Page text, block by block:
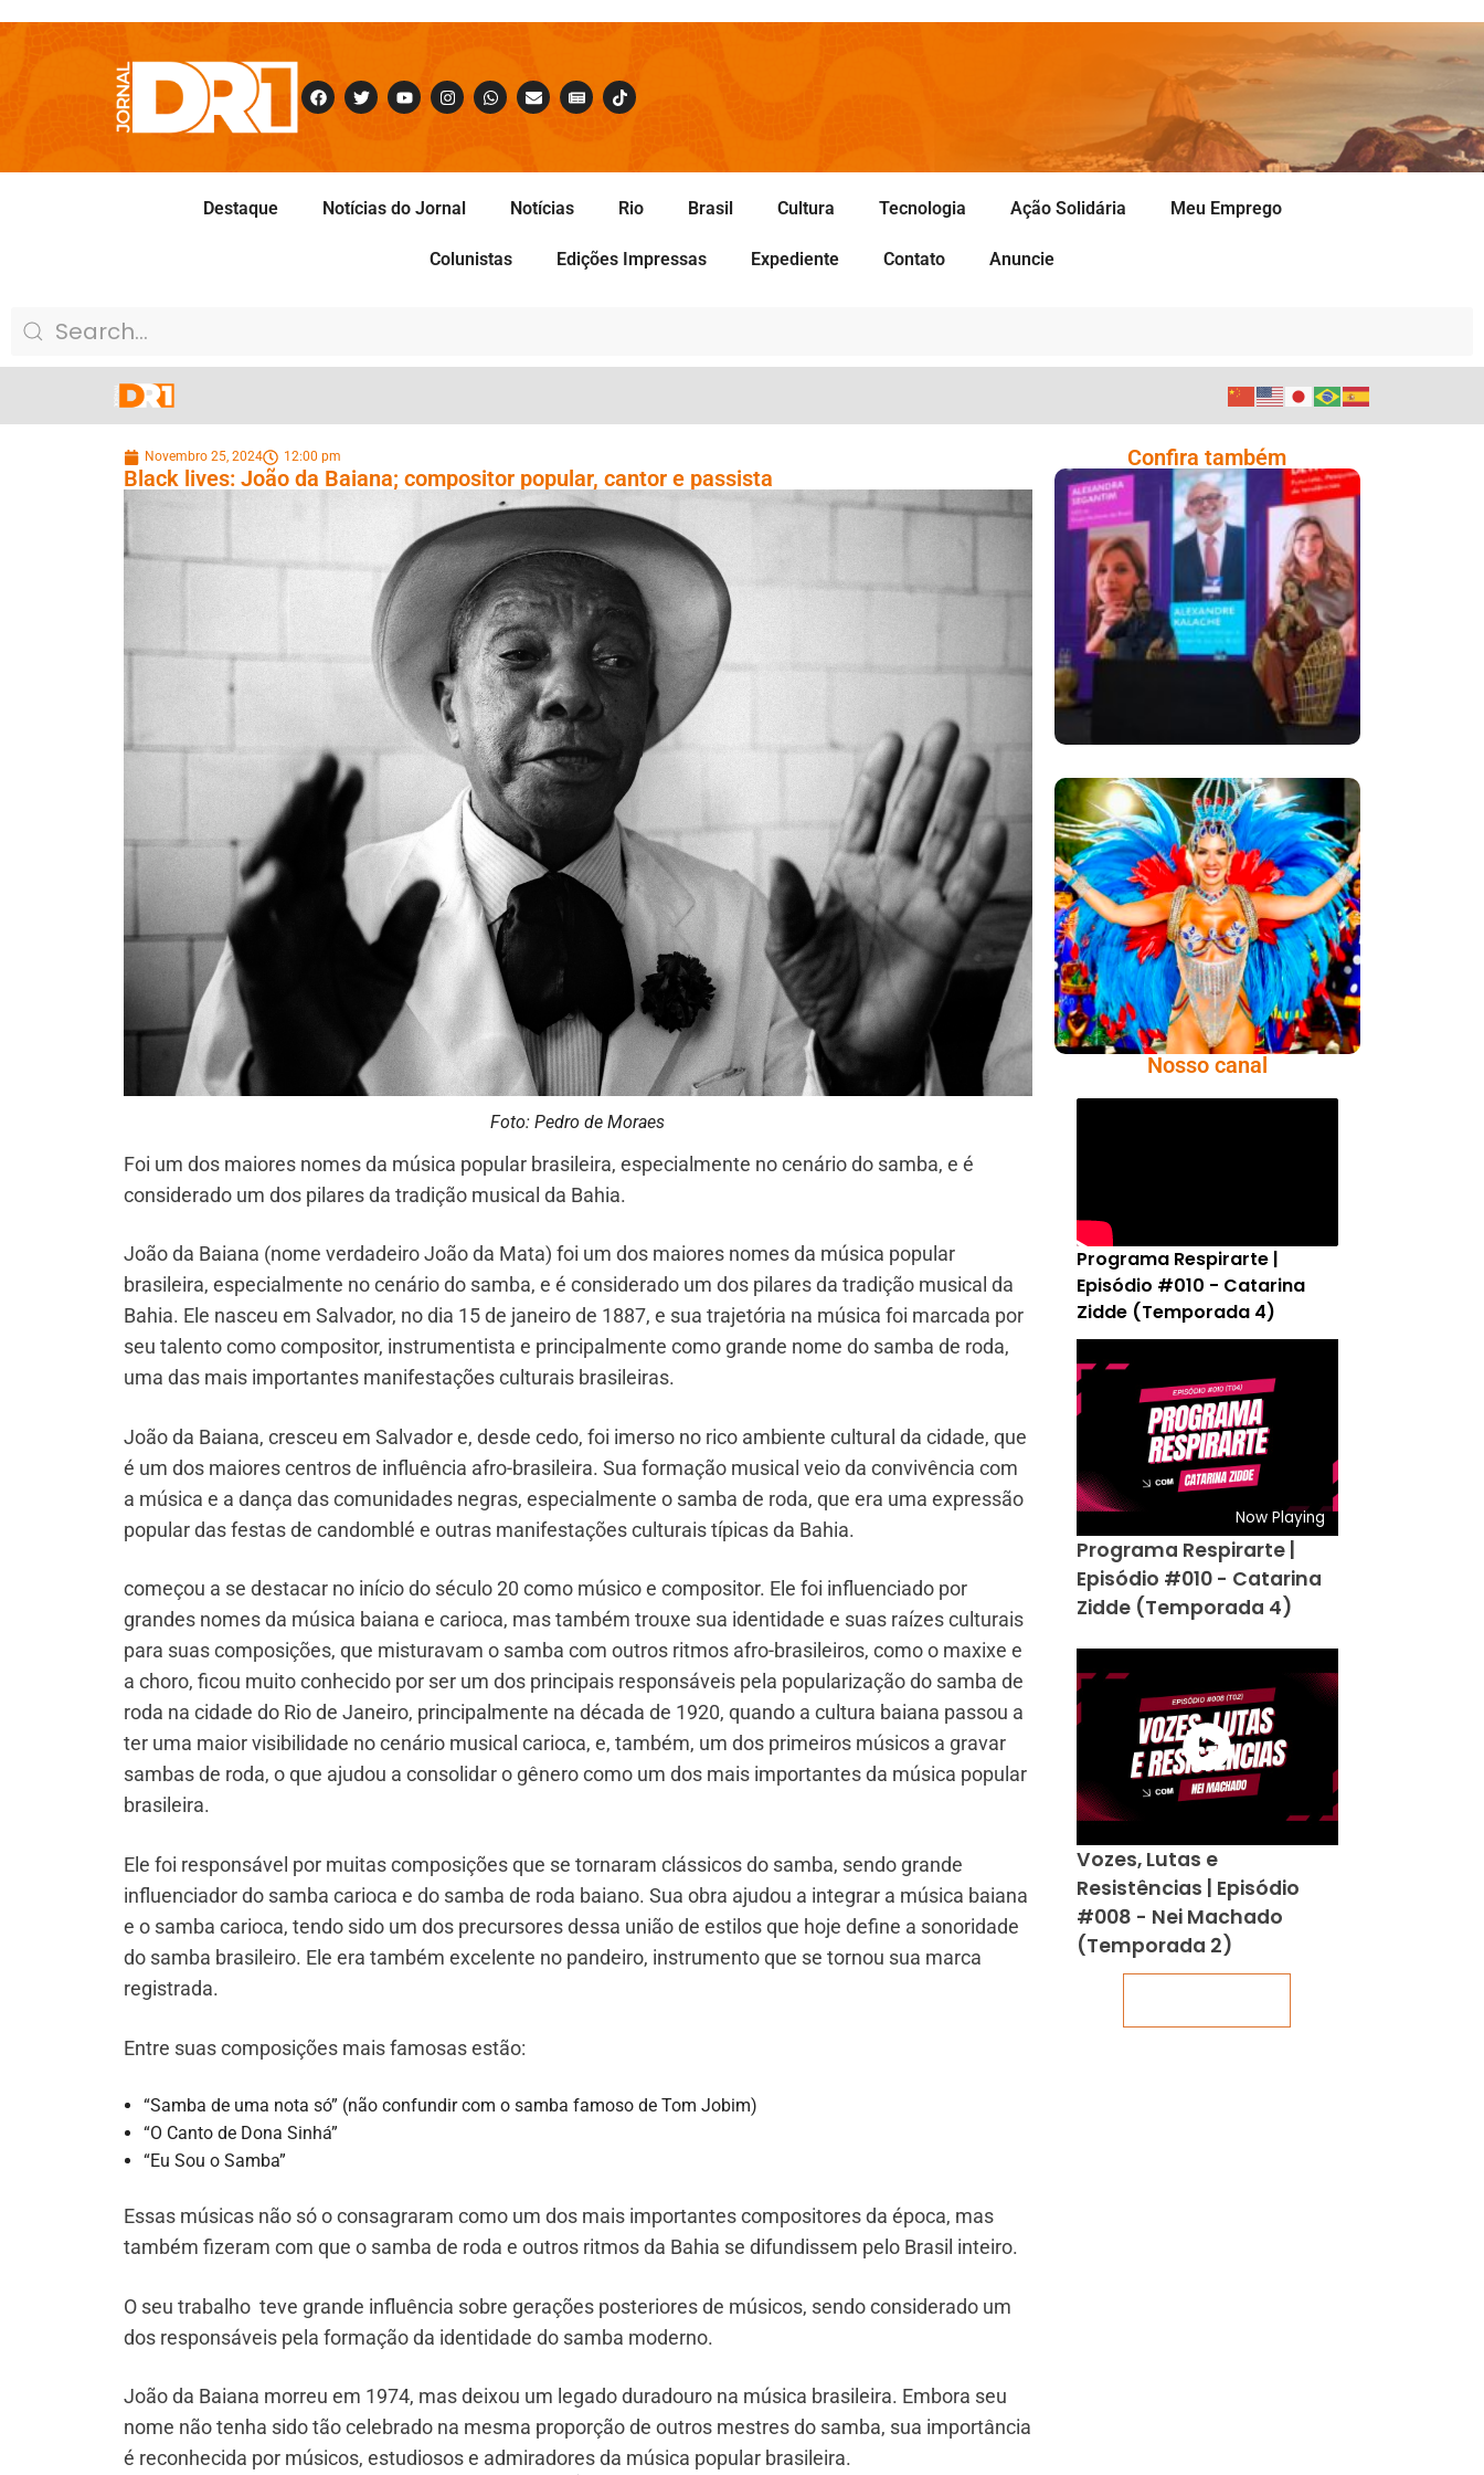
Destaque Notícias do Jornal Notícias Rio Brasil Cultura Tecnologia Ação Solidária Meu Emprego
Colunistas Edições Impressas Expediente Contato Anuncie
Novembro 25, 2024 12:00 pm
Black lives: João da Baiana; compositor popular, cantor e passista
Foto: Pedro de Moraes
Foi um dos maiores nomes da música popular brasileira, especialmente no cenário do samba, e é
considerado um dos pilares da tradição musical da Bahia.
João da Baiana (nome verdadeiro João da Mata) foi um dos maiores nomes da música popular
brasileira, especialmente no cenário do samba, e é considerado um dos pilares da tradição musical da
Bahia. Ele nasceu em Salvador, no dia 15 de janeiro de 1887, e sua trajetória na música foi marcada por
seu talento como compositor, instrumentista e principalmente como grande nome do samba de roda,
uma das mais importantes manifestações culturais brasileiras.
João da Baiana, cresceu em Salvador e, desde cedo, foi imerso no rico ambiente cultural da cidade, que
é um dos maiores centros de influência afro-brasileira. Sua formação musical veio da convivência com
a música e a dança das comunidades negras, especialmente o samba de roda, que era uma expressão
popular das festas de candomblé e outras manifestações culturais típicas da Bahia.
começou a se destacar no início do século 20 como músico e compositor. Ele foi influenciado por
grandes nomes da música baiana e carioca, mas também trouxe sua identidade e suas raízes culturais
para suas composições, que misturavam o samba com outros ritmos afro-brasileiros, como o maxixe e
a choro, ficou muito conhecido por ser um dos principais responsáveis pela popularização do samba de
roda na cidade do Rio de Janeiro, principalmente na década de 1920, quando a cultura baiana passou a
ter uma maior visibilidade no cenário musical carioca, e, também, um dos primeiros músicos a gravar
sambas de roda, o que ajudou a consolidar o gênero como um dos mais importantes da música popular
brasileira.
Ele foi responsável por muitas composições que se tornaram clássicos do samba, sendo grande
influenciador do samba carioca e do samba de roda baiano. Sua obra ajudou a integrar a música baiana
e o samba carioca, tendo sido um dos precursores dessa união de estilos que hoje define a sonoridade
do samba brasileiro. Ele era também excelente no pandeiro, instrumento que se tornou sua marca
registrada.
Entre suas composições mais famosas estão:
“Samba de uma nota só” (não confundir com o samba famoso de Tom Jobim)
“O Canto de Dona Sinhá”
“Eu Sou o Samba”
Essas músicas não só o consagraram como um dos mais importantes compositores da época, mas
também fizeram com que o samba de roda e outros ritmos da Bahia se difundissem pelo Brasil inteiro.
O seu trabalho teve grande influência sobre gerações posteriores de músicos, sendo considerado um
dos responsáveis pela formação da identidade do samba moderno.
João da Baiana morreu em 1974, mas deixou um legado duradouro na música brasileira. Embora seu
nome não tenha sido tão celebrado na mesma proporção de outros mestres do samba, sua importância
é reconhecida por músicos, estudiosos e admiradores da música popular brasileira.
Confira também
Longevidade,
Inclusão E Futuro
Marcam Rio
Innovation Week
Dani Sant’Anna É
Confirmada Como
Rainha De Bateria Da
Independentes De
Olaria Para O
Carnaval 2027
Nosso canal
Programa Respirarte |
Episódio #010 - Catarina
Zidde (Temporada 4)
Now Playing
Programa Respirarte |
Episódio #010 - Catarina
Zidde (Temporada 4)
Vozes, Lutas e
Resistências | Episódio
#008 - Nei Machado
(Temporada 2)